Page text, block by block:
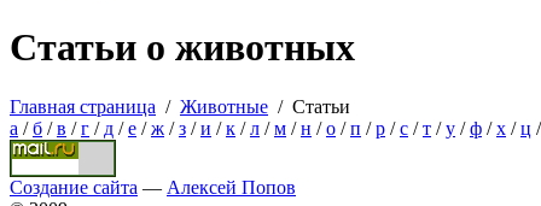
Статьи о животных
Главная страница / Животные / Статьи
а /б /в /г / д /е /ж /з /и /к /л /м /н /о /п /р /с /т /у /ф /х /ц /
Создание сайта — Алексей Попов